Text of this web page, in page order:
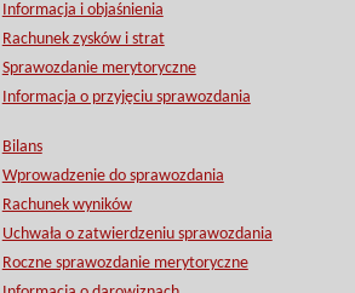
Informacja i objaśnienia
Rachunek zysków i strat
Sprawozdanie merytoryczne
Informacja o przyjęciu sprawozdania
Bilans
Wprowadzenie do sprawozdania
Rachunek wyników
Uchwała o zatwierdzeniu sprawozdania
Roczne sprawozdanie merytoryczne